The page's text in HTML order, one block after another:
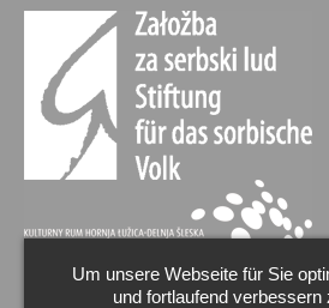
Um unsere Webseite für Sie
und fortlaufend verbessern